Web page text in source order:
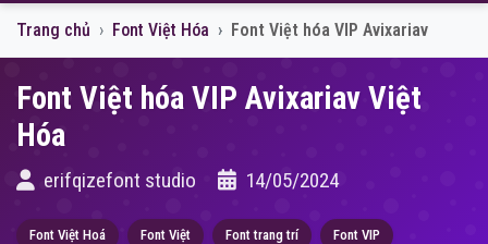
Trang chủ Font Việt Hóa Font Việt hóa VIP Avixariav
Font Việt hóa VIP Avixariav Việt
Hóa
erifqizefont studio 14/05/2024
Font Việt Hoá Font Việt Font trang trí Font VIP